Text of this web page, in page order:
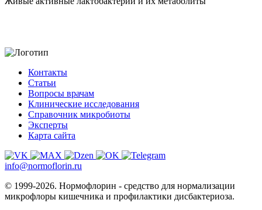
Контакты
Статьи
Вопросы врачам
Клинические исследования
Справочник микробиоты
Эксперты
Карта сайта
info@normoflorin.ru
© 1999-2026. Нормофлорин - средство для нормализации
микрофлоры кишечника и профилактики дисбактериоза.